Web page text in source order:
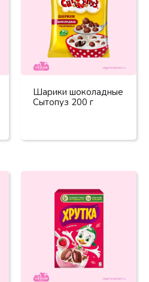
Шарики шоколадные
Сытопуз 200 г